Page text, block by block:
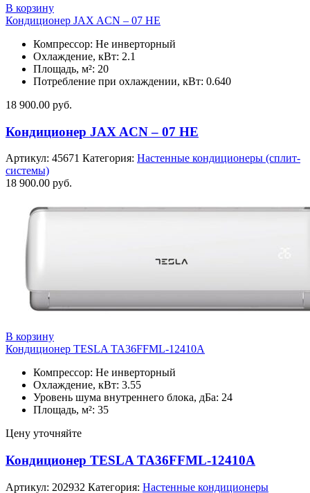
В корзину
Кондиционер JAX ACN – 07 HE
Компрессор: Не инверторный
Охлаждение, кВт: 2.1
Площадь, м²: 20
Потребление при охлаждении, кВт: 0.640
18 900.00 руб.
Кондиционер JAX ACN – 07 HE
Артикул: 45671 Категория: Настенные кондиционеры (сплит-
системы)
18 900.00 руб.
В корзину
Кондиционер TESLA TA36FFML-12410A
Компрессор: Не инверторный
Охлаждение, кВт: 3.55
Уровень шума внутреннего блока, дБа: 24
Площадь, м²: 35
Цену уточняйте
Кондиционер TESLA TA36FFML-12410A
Артикул: 202932 Категория: Настенные кондиционеры